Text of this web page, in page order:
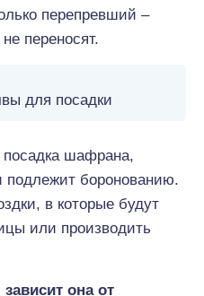
перепревший –
переносят.
для посадки
посадка шафрана,
подлежит боронованию.
в которые будут
или производить
она от